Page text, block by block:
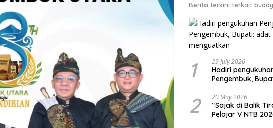
Berita terkini terkait
1 29 July 2026
Hadiri
Pengembuk,
2 20 May 2026
“Sajak di Balik
Pelajar V NTB